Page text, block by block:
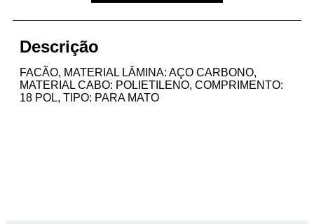
Descrição
FACÃO, MATERIAL LÂMINA: AÇO CARBONO,
MATERIAL CABO: POLIETILENO, COMPRIMENTO:
18 POL, TIPO: PARA MATO